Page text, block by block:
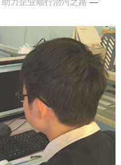
力企业顺行治污之路 —